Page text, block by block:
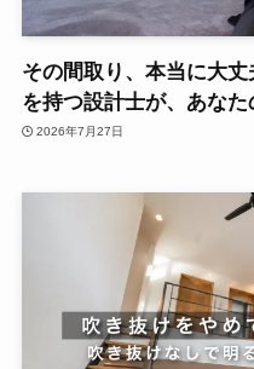
その間取り、本当に大
を持つ設計士が、あなた
2026年7月27日